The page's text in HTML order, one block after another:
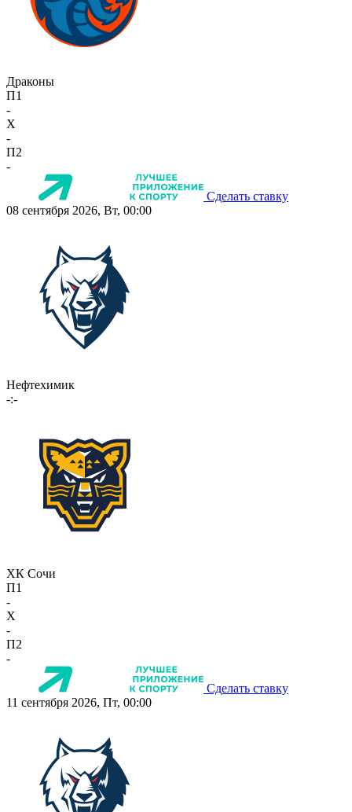
Драконы
П1
-
X
-
П2
-
Сделать ставку
08 сентября 2026, Вт, 00:00
Нефтехимик
-:-
ХК Сочи
П1
-
X
-
П2
-
Сделать ставку
11 сентября 2026, Пт, 00:00